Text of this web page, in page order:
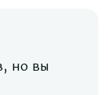
но вы